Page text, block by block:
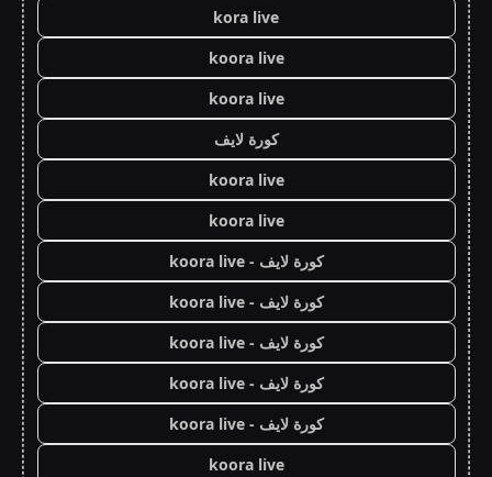
kora live
koora live
koora live
كورة لايف
koora live
koora live
كورة لايف - koora live
كورة لايف - koora live
كورة لايف - koora live
كورة لايف - koora live
كورة لايف - koora live
koora live